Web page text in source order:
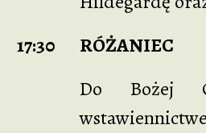
17:30
RÓŻANIEC
Do Bożej